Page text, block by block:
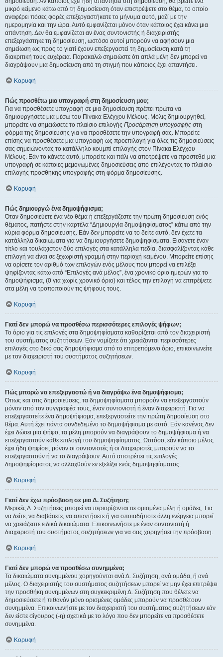
μικρό κείμενο κάτω από τη δημοσίευση όταν επιστρέψετε στο θέμα, το οποίο
αναφέρει πόσες φορές επεξεργαστήκατε το μήνυμα αυτό, μαζί με την
ημερομηνία και την ώρα. Αυτό εμφανίζεται μόνον όταν κάποιος έχει κάνει μια
απάντηση. Δεν θα εμφανίζεται αν ένας συντονιστής ή διαχειριστής
επεξεργάστηκε τη δημοσίευση, ωστόσο αυτοί μπορούν να αφήσουν μια
σημείωση ως προς το γιατί έχουν επεξεργαστεί τη δημοσίευση κατά τη
διακριτική τους ευχέρεια. Παρακαλώ σημειώστε ότι απλά μέλη δεν μπορεί να
διαγράψουν μια δημοσίευση από τη στιγμή που κάποιος έχει απαντήσει.
Κορυφή
Πώς προσθέτω μια υπογραφή στη δημοσίευση μου;
Για να προσθέσετε υπογραφή σε μια δημοσίευση πρέπει πρώτα να
δημιουργήσετε μια μέσω του Πίνακα Ελέγχου Μέλους. Μόλις δημιουργηθεί,
μπορείτε να σημειώσετε το πλαίσιο επιλογής Προσάρτηση υπογραφής στη
φόρμα της δημοσίευσης για να προσθέσετε την υπογραφή σας. Μπορείτε
επίσης να προσθέσετε μια υπογραφή ως προεπιλογή για όλες τις δημοσιεύσεις
σας σημειώνοντας το κατάλληλο κουμπί επιλογής στον Πίνακα Ελέγχου
Μέλους. Εάν το κάνετε αυτό, μπορείτε και πάλι να αποτρέψετε να προστεθεί μια
υπογραφή σε κάποιες μεμονωμένες δημοσιεύσεις από-επιλέγοντας το πλαίσιο
επιλογής προσθήκης υπογραφής στη φόρμα δημοσίευσης.
Κορυφή
Πώς δημιουργώ ένα δημοψήφισμα;
Όταν δημοσιεύετε ένα νέο θέμα ή επεξεργάζεστε την πρώτη δημοσίευση ενός
θέματος, πατήστε στην καρτέλα “Δημιουργία δημοψηφίσματος” κάτω από την
κύρια φόρμα δημοσίευσης. Εάν δεν μπορείτε να το δείτε αυτό, δεν έχετε τα
κατάλληλα δικαιώματα για να δημιουργήσετε δημοψηφίσματα. Εισάγετε έναν
τίτλο και τουλάχιστον δύο επιλογές στα κατάλληλα πεδία, διασφαλίζοντας κάθε
επιλογή να είναι σε ξεχωριστή γραμμή στην περιοχή κειμένου. Μπορείτε επίσης
να ορίσετε τον αριθμό των επιλογών ενός μέλους που μπορεί να επιλέξει
ψηφίζοντας κάτω από “Επιλογές ανά μέλος”, ένα χρονικό όριο ημερών για το
δημοψήφισμα, (0 για χωρίς χρονικό όριο) και τέλος την επιλογή να επιτρέψετε
στα μέλη να τροποποιούν τις ψήφους τους.
Κορυφή
Γιατί δεν μπορώ να προσθέσω περισσότερες επιλογές ψήφων;
Το όριο για τις επιλογές στα δημοψηφίσματα καθορίζεται από τον διαχειριστή
του συστήματος συζητήσεων. Εάν νομίζετε ότι χρειάζονται περισσότερες
επιλογές στο δικό σας δημοψήφισμα από το επιτρεπόμενο όριο, επικοινωνείτε
με τον διαχειριστή του συστήματος συζητήσεων.
Κορυφή
Πώς μπορώ να επεξεργαστώ ή να διαγράψω ένα δημοψήφισμα;
Όπως και στις δημοσιεύσεις, τα δημοψηφίσματα μπορούν να επεξεργαστούν
μόνον από τον συγγραφέα τους, έναν συντονιστή ή έναν διαχειριστή. Για να
επεξεργαστείτε ένα δημοψήφισμα, επεξεργαστείτε την πρώτη δημοσίευση στο
θέμα. Αυτή έχει πάντα συνδεδεμένο το δημοψήφισμα με αυτό. Εάν κανένας δεν
έχει δώσει μια ψήφο, τα μέλη μπορούν να διαγράψουν το δημοψήφισμα ή να
επεξεργαστούν κάθε επιλογή του δημοψηφίσματος. Ωστόσο, εάν κάποιο μέλος
έχει ήδη ψηφίσει, μόνον οι συντονιστές ή οι διαχειριστές μπορούν να το
επεξεργαστούν ή να το διαγράψουν. Αυτό αποτρέπει τις επιλογές
δημοψηφίσματος να αλλαχθούν εν εξελίξει ενός δημοψηφίσματος.
Κορυφή
Γιατί δεν έχω πρόσβαση σε μια Δ. Συζήτηση;
Μερικές Δ. Συζητήσεις μπορεί να περιορίζονται σε ορισμένα μέλη ή ομάδες. Για
να δείτε, να διαβάσετε, να απαντήσετε ή για οποιαδήποτε άλλη ενέργεια μπορεί
να χρειάζεστε ειδικά δικαιώματα. Επικοινωνήστε με έναν συντονιστή ή
διαχειριστή του συστήματος συζητήσεων για να σας χορηγήσει την πρόσβαση.
Κορυφή
Γιατί δεν μπορώ να προσθέσω συνημμένα;
Τα δικαιώματα συνημμένου χορηγούνται ανά Δ. Συζήτηση, ανά ομάδα, ή ανά
μέλος. Ο διαχειριστής του συστήματος συζητήσεων μπορεί να μην έχει επιτρέψει
την προσθήκη συνημμένων στη συγκεκριμένη Δ. Συζήτηση που θέλετε να
δημοσιεύσετε ή πιθανόν μόνο ορισμένες ομάδες μπορούν να προσθέτουν
συνημμένα. Επικοινωνήστε με τον διαχειριστή του συστήματος συζητήσεων εάν
δεν είστε σίγουρος (-η) σχετικά με το λόγο που δεν μπορείτε να προσθέσετε
συνημμένα.
Κορυφή